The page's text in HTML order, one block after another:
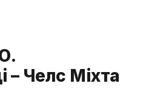
Челс Міхта